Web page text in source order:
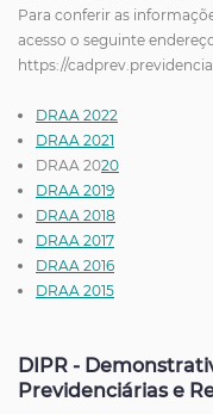
Para conferir as
acesso o seguinte
https://
DRAA 2022
DRAA 2021
DRAA 2020
DRAA 2019
DRAA 2018
DRAA 2017
DRAA 2016
DRAA 2015
DIPR -
Previdenciárias e